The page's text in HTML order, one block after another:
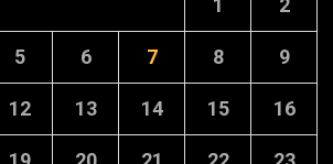
5 6 7 8 9
12 13 14 15 16